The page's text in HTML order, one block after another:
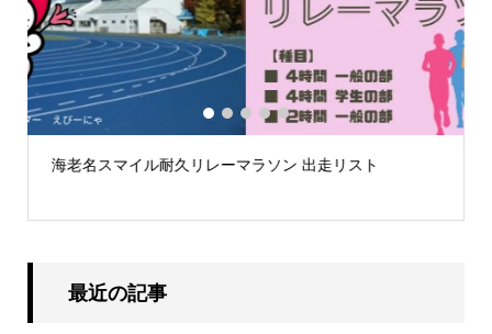
海老名スマイル耐久リレーマラソン 出走リスト
1 2 3 4 5
最近の記事